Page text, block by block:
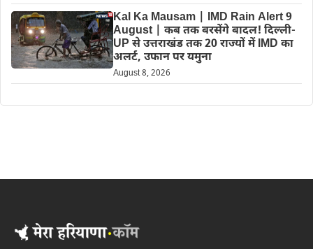
Kal Ka Mausam | IMD Rain Alert 9
August | कब तक बरसेंगे बादल! दिल्ली-
UP से उत्तराखंड तक 20 राज्यों में IMD का
अलर्ट, उफान पर यमुना
August 8, 2026